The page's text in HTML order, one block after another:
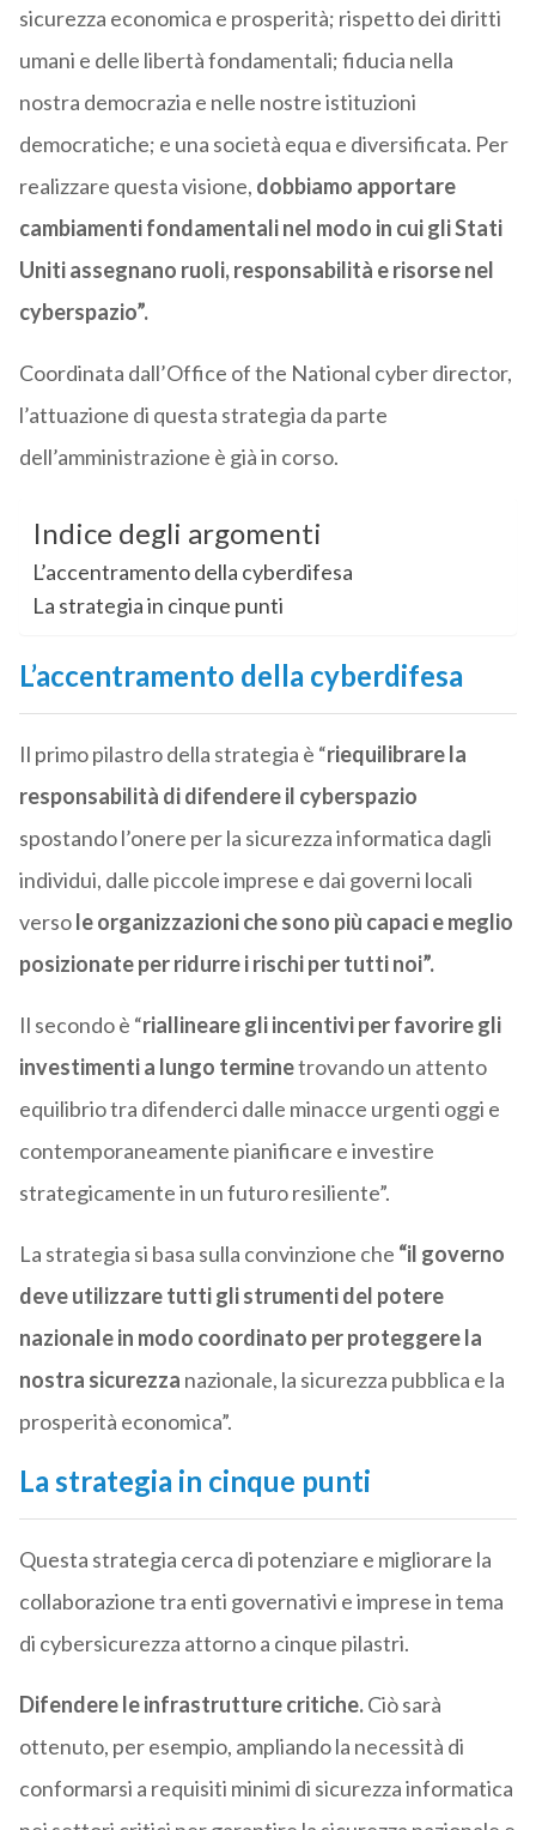
sicurezza economica e prosperità; rispetto dei diritti
umani e delle libertà fondamentali; fiducia nella
nostra democrazia e nelle nostre istituzioni
democratiche; e una società equa e diversificata. Per
realizzare questa visione, dobbiamo apportare
cambiamenti fondamentali nel modo in cui gli Stati
Uniti assegnano ruoli, responsabilità e risorse nel
cyberspazio”.
Coordinata dall’Office of the National cyber director,
l’attuazione di questa strategia da parte
dell’amministrazione è già in corso.
Indice degli argomenti
L’accentramento della cyberdifesa
La strategia in cinque punti
L’accentramento della cyberdifesa
Il primo pilastro della strategia è “riequilibrare la
responsabilità di difendere il cyberspazio
spostando l’onere per la sicurezza informatica dagli
individui, dalle piccole imprese e dai governi locali
versole organizzazioni che sono più capaci e meglio
posizionate per ridurre i rischi per tutti noi”.
Il secondo è “riallineare gli incentivi per favorire gli
investimenti a lungo terminetrovando un attento
equilibrio tra difenderci dalle minacce urgenti oggi e
contemporaneamente pianificare e investire
strategicamente in un futuro resiliente”.
La strategia si basa sulla convinzione che “il governo
deve utilizzare tutti gli strumenti del potere
nazionale in modo coordinato per proteggere la
nostra sicurezza nazionale, la sicurezza pubblica e la
prosperità economica”.
La strategia in cinque punti
Questa strategia cerca di potenziare e migliorare la
collaborazione tra enti governativi e imprese in tema
di cybersicurezza attorno a cinque pilastri.
Difendere le infrastrutture critiche.Ciò sarà
ottenuto, per esempio, ampliando la necessità di
conformarsi a requisiti minimi di sicurezza informatica